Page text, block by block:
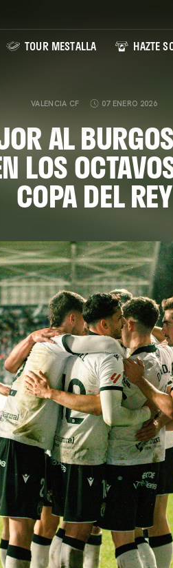
TOUR MESTALLA HAZTE
VALENCIA CF 07 ENERO 2026
AL
LOS
COPA DEL REY